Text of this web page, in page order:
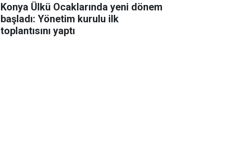
Konya Ülkü Ocaklarında yeni dönem
başladı: Yönetim kurulu ilk
toplantısını yaptı